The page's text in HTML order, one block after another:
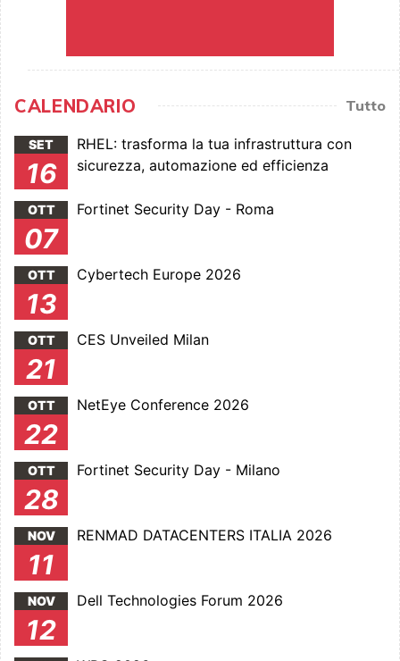
CALENDARIO Tutto
SET
16
RHEL: trasforma la tua infrastruttura con
sicurezza, automazione ed efficienza
OTT
07
Fortinet Security Day - Roma
OTT
13
Cybertech Europe 2026
OTT
21
CES Unveiled Milan
OTT
22
NetEye Conference 2026
OTT
28
Fortinet Security Day - Milano
NOV
11
RENMAD DATACENTERS ITALIA 2026
NOV
12
Dell Technologies Forum 2026